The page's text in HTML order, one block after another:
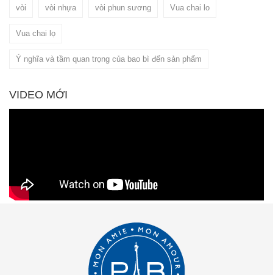
vòi vòi nhựa vòi phun sương Vua chai lo
Vua chai lọ
Ý nghĩa và tầm quan trọng của bao bì đến sản phẩm
VIDEO MỚI